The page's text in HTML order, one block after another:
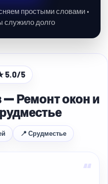
простыми словами •
служило долго
5
Ремонт окон и
📍 Срудместье
“